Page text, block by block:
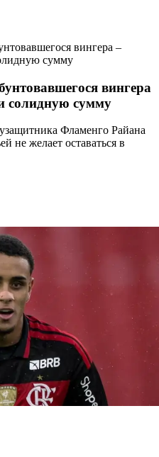
вингера –
сумму
вингера
солидную сумму
Фламенго Райана
не желает оставаться в